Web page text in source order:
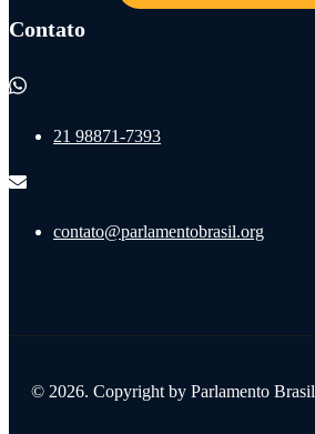
Contato
21 98871-7393
contato@parlamentobrasil.org
© 2026. Copyright by Parlamento Brasil